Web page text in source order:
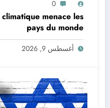
0
menace les
pays du monde
أغسطس 9, 2026